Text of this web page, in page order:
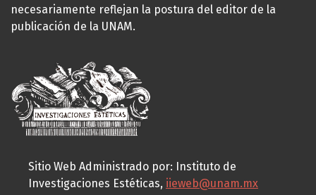
necesariamente reflejan la postura del editor de la
publicación de la UNAM.
Sitio Web Administrado por: Instituto de
Investigaciones Estéticas, iieweb@unam.mx